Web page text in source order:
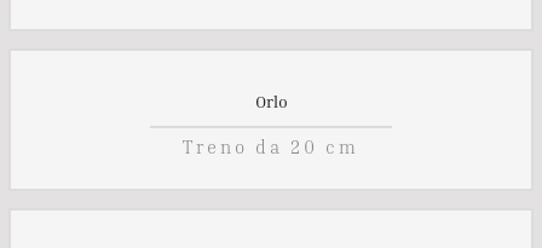
Orlo
Treno da 20 cm